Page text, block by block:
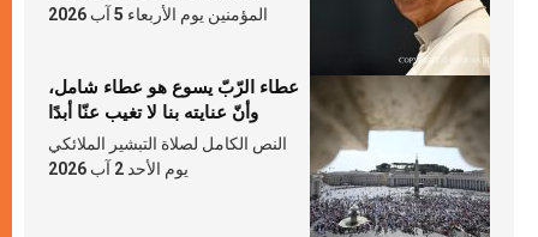
المؤمنين يوم الأربعاء 5 آب 2026
عطاء الرّبّ يسوع هو عطاء شامل،
وأنّ عنايته بنا لا تغيب عنّا أبدًا
النص الكامل لصلاة التبشير الملائكي
يوم الأحد 2 آب 2026